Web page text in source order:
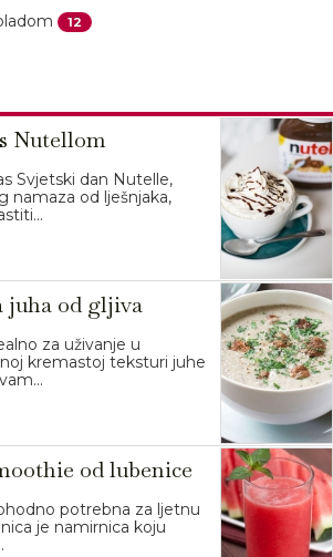
12
Nutellom
Svjetski dan Nutelle,
namaza od lješnjaka,
juha od gljiva
za uživanje u
kremastoj teksturi juhe
od lubenice
potrebna za ljetnu
je namirnica koju